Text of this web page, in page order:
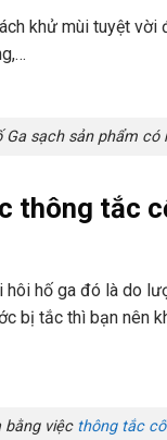
khử mùi tuyệt vời
Ga sạch sản phẩm có
thông tắc
hố ga đó là do
bị tắc thì bạn nên
bằng việc thông tắc